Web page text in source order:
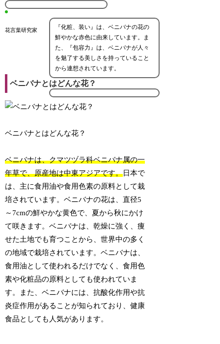
花言葉研究家
『化粧、装い』は、ベニバナの花の
鮮やかな赤色に由来しています。ま
た、『包容力』は、ベニバナが人々
を魅了する美しさを持っていること
から連想されています。
ベニバナとはどんな花？
ベニバナとはどんな花？
ベニバナは、クマツヅラ科ベニバナ属の一
年草で、原産地は中東アジアです。日本で
は、主に食用油や食用色素の原料として栽
培されています。ベニバナの花は、直径5
～7cmの鮮やかな黄色で、夏から秋にかけ
て咲きます。ベニバナは、乾燥に強く、痩
せた土地でも育つことから、世界中の多く
の地域で栽培されています。ベニバナは、
食用油として使われるだけでなく、食用色
素や化粧品の原料としても使われていま
す。また、ベニバナには、抗酸化作用や抗
炎症作用があることが知られており、健康
食品としても人気があります。